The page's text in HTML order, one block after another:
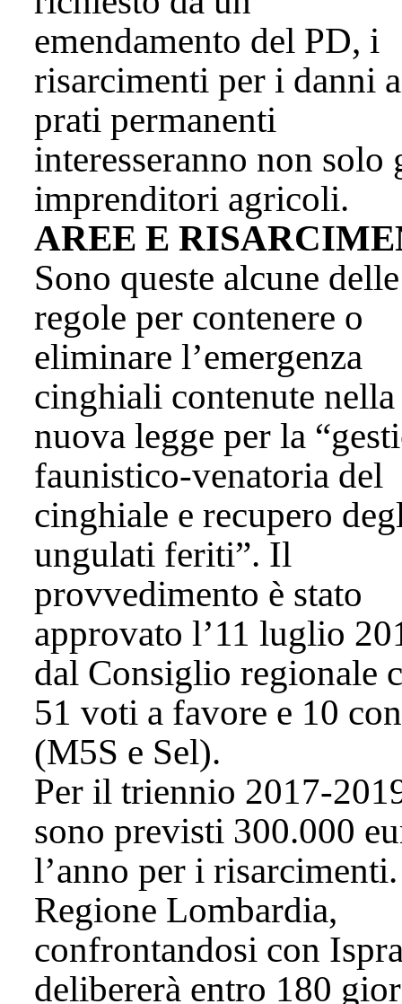
emendamento del PD, i
risarcimenti per i danni
prati permanenti
interesseranno non solo
imprenditori agricoli.
AREE E
Sono queste alcune delle
regole per contenere o
eliminare l’emergenza
cinghiali contenute nella
nuova legge per la
faunistico-venatoria del
cinghiale e recupero
ungulati feriti”. Il
provvedimento è stato
approvato l’11 luglio
dal Consiglio regionale
51 voti a favore e 10
(M5S e Sel).
Per il triennio 2017-
sono previsti 300.000
l’anno per i risarcimenti.
Regione Lombardia,
confrontandosi con
delibererà entro 180